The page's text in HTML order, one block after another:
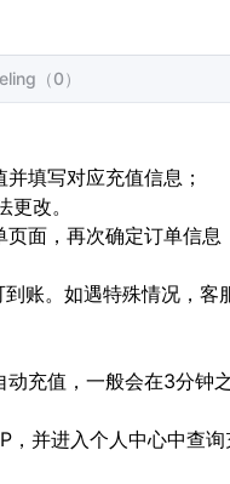
（0）
填写对应充值信息；
改。
页面，再次确定订单信息
账。如遇特殊情况，
动充值，一般会在3分
，并进入个人中心中查